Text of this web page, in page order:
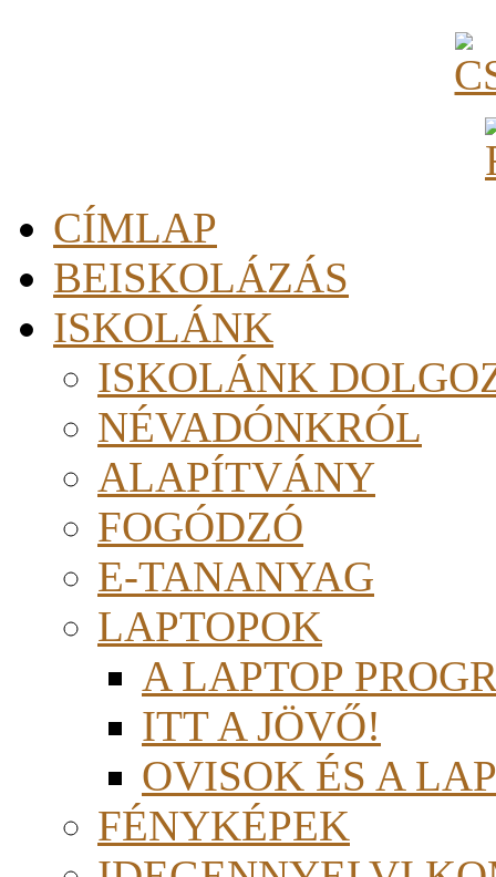
CÍMLAP
BEISKOLÁZÁS
ISKOLÁNK
ISKOLÁNK
NÉVADÓNKRÓL
ALAPÍTVÁNY
FOGÓDZÓ
E-TANANYAG
LAPTOPOK
A LAPTOP
ITT A JÖVŐ!
OVISOK ÉS A
FÉNYKÉPEK